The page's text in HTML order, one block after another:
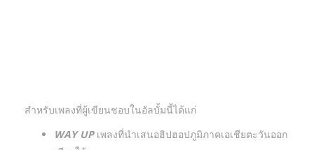
สำหรับเพลงที่ผู้เขียนชอบในอัลบั้มนี้ได้แก่
WAY UPเพลงที่นำเสนอฮิปฮอปภูมิภาคเอเชียตะวันออก